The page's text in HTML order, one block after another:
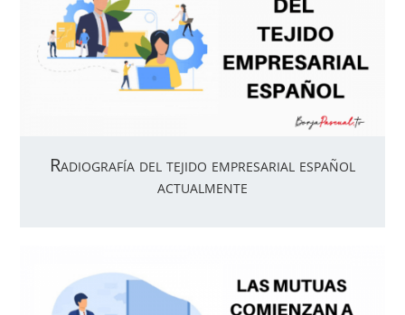
Radiografía del tejido empresarial español
actualmente